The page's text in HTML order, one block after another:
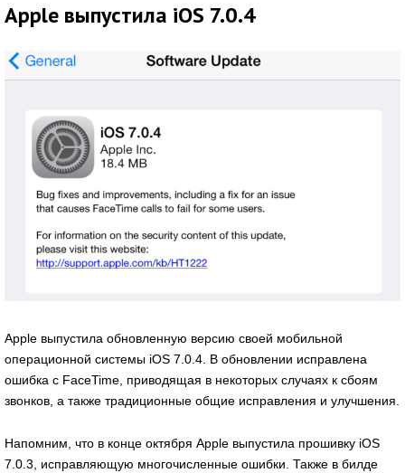
Apple выпустила iOS 7.0.4
Apple выпустила обновленную версию своей мобильной
операционной системы iOS 7.0.4. В обновлении исправлена
ошибка с FaceTime, приводящая в некоторых случаях к сбоям
звонков, а также традиционные общие исправления и улучшения.
Напомним, что в конце октября Apple выпустила прошивку iOS
7.0.3, исправляющую многочисленные ошибки. Также в билде